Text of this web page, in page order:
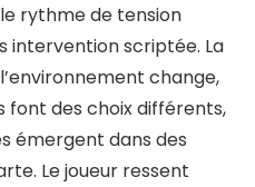
rythme de tension
intervention scriptée. La
change,
font des choix différents,
émergent dans des
Le joueur ressent